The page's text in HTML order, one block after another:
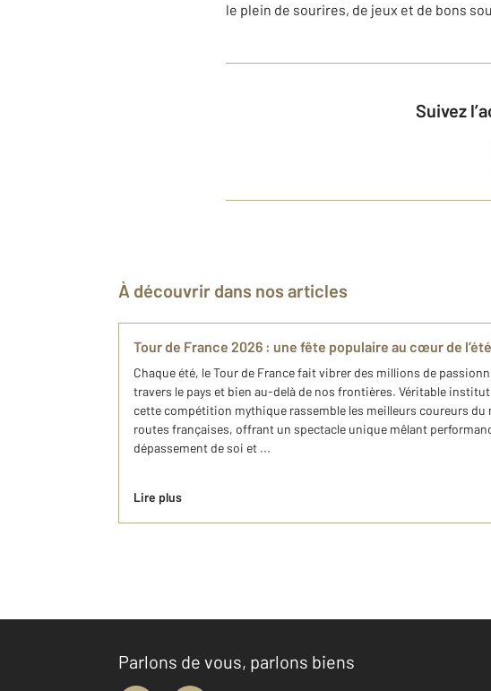
le plein de sourires, de jeux et de bons
Suivez
À découvrir dans nos articles
Tour de France 2026 : une fête populaire au cœur de l’été
Chaque été, le Tour de France fait vibrer des millions de
travers le pays et bien au-delà de nos frontières. Véritable
cette compétition mythique rassemble les meilleurs coureurs du
routes françaises, offrant un spectacle unique mêlant
dépassement de soi et ...
Lire plus
Parlons de vous, parlons biens